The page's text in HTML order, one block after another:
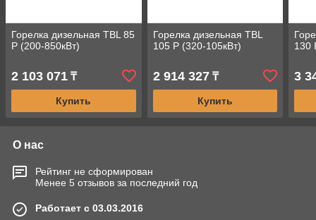
Горелка дизельная TBL 85
P (200-850кВт)
2 103 071 ₸
Купить
Горелка дизельная TBL
105 P (320-105кВт)
2 914 327₸
Купить
130
3
О нас
Рейтинг не сформирован
Менее 5 отзывов за последний год
Работает с 03.03.2016